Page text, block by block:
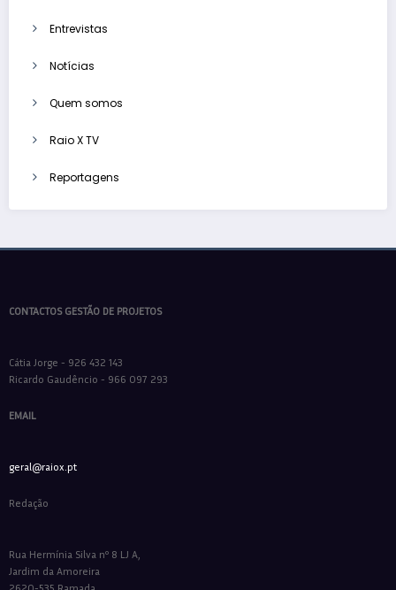
Entrevistas
Notícias
Quem somos
Raio X TV
Reportagens
CONTACTOS GESTÃO DE PROJETOS
Cátia Jorge - 926 432 143
Ricardo Gaudêncio - 966 097 293
EMAIL
geral@raiox.pt
Redação
Rua Hermínia Silva nº 8 LJ A,
Jardim da Amoreira